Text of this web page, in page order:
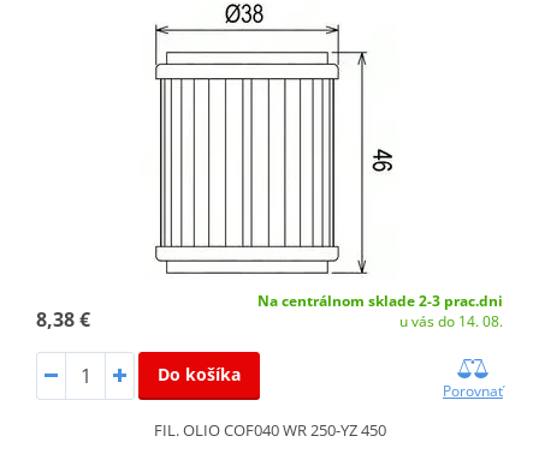
8,38 €
Na centrálnom sklade 2-3 prac.dni
u vás do 14. 08.
Do košíka
Porovnať
FIL. OLIO COF040 WR 250-YZ 450